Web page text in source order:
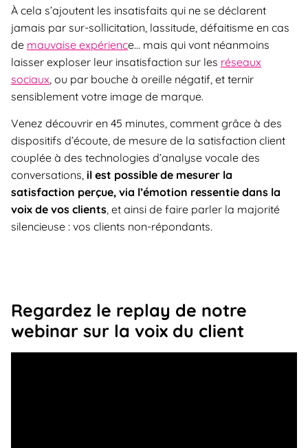
À cela s’ajoutent les insatisfaits qui ne se déclarent
jamais par sur-sollicitation, lassitude, défaitisme en cas
de mauvaise expérience… mais qui vont néanmoins
laisser exploser leur insatisfaction sur les réseaux
sociaux, ou par bouche à oreille négatif, et ternir
sensiblement votre image de marque.
Venez découvrir en 45 minutes, comment grâce à des
dispositifs d’écoute, de mesure de la satisfaction client
couplée à des technologies d’analyse vocale des
conversations, il est possible de mesurer la
satisfaction perçue, via l’émotion ressentie dans la
voix de vos clients, et ainsi de faire parler la majorité
silencieuse : vos clients non-répondants.
Regardez le replay de notre
webinar sur la voix du client